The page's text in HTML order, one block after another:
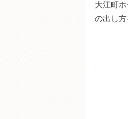
大江町
の出し方